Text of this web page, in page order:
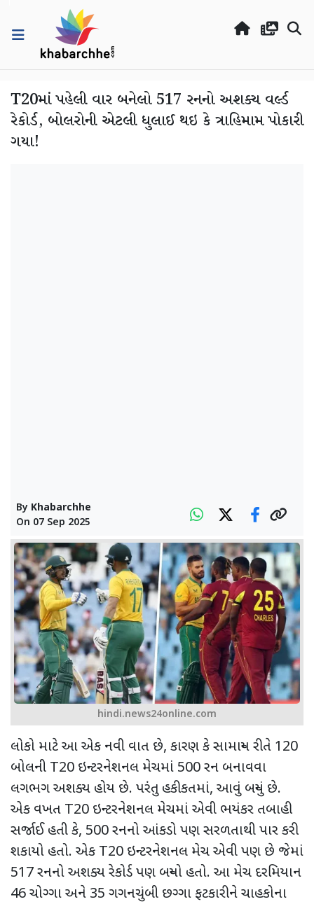
T20માં પહેલી વાર બનેલો 517 રનનો અશક્ય વર્લ્ડ
રેકોર્ડ, બોલરોની એટલી ધુલાઈ થઇ કે ત્રાહિમામ પોકારી
ગયા!
By Khabarchhe
On 07 Sep 2025
hindi.news24online.com
લોકો માટે આ એક નવી વાત છે, કારણ કે સામાન્ય રીતે 120
બોલની T20 ઇન્ટરનેશનલ મેચમાં 500રન બનાવવા
લગભગ અશક્ય હોય છે. પરંતુ હકીકતમાં, આવું બન્યું છે.
એક વખત T20 ઇન્ટરનેશનલ મેચમાં એવી ભયંકર તબાહી
સર્જાઈ હતી કે, 500રનનો આંકડો પણ સરળતાથી પાર કરી
શકાયો હતો. એક T20 ઇન્ટરનેશનલ મેચ એવી પણ છે જેમાં
517રનનો અશક્ય રેકોર્ડ પણ બન્યો હતો. આ મેચ દરમિયાન
46ચોગ્ગા અને 35 ગગનચુંબી છગ્ગા ફટકારીને ચાહકોના